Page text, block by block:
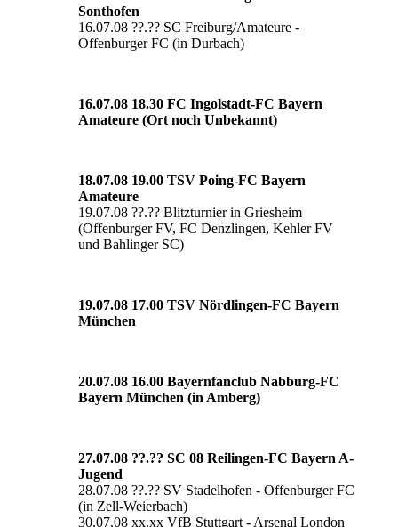
Sonthofen
16.07.08 ??.?? SC Freiburg/Amateure -
Offenburger FC (in Durbach)
16.07.08 18.30 FC Ingolstadt-FC Bayern
Amateure (Ort noch Unbekannt)
18.07.08 19.00 TSV Poing-FC Bayern
Amateure
19.07.08 ??.?? Blitzturnier in Griesheim
(Offenburger FV, FC Denzlingen, Kehler FV
und Bahlinger SC)
19.07.08 17.00 TSV Nördlingen-FC Bayern
München
20.07.08 16.00 Bayernfanclub Nabburg-FC
Bayern München (in Amberg)
27.07.08 ??.?? SC 08 Reilingen-FC Bayern A-
Jugend
28.07.08 ??.?? SV Stadelhofen - Offenburger FC
(in Zell-Weierbach)
30.07.08 xx.xx VfB Stuttgart - Arsenal London